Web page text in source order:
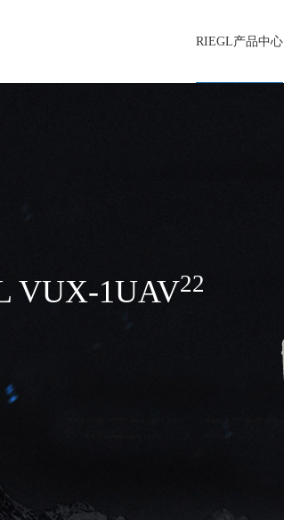
RIEGL产品中心
VUX-1UAV22